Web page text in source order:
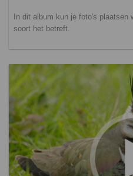
In dit album kun je foto's
soort het betreft.